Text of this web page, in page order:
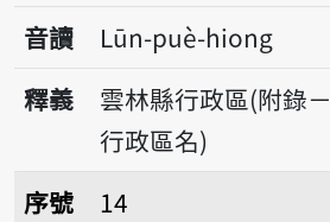
音讀
Lūn-puè-hiong
釋義
雲林縣行政區(附錄
行政區名)
序號14麥寮鄉
序號
14